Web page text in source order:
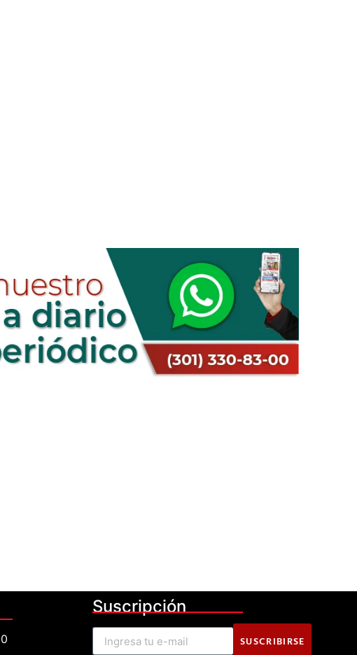
Suscripción
SUSCRIBIRSE